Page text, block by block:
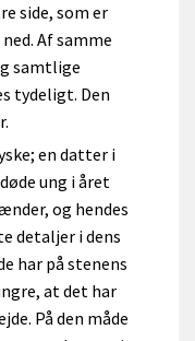
side, som er
Af samme
samtlige
tydeligt. Den
en datter i
ung i året
og hendes
detaljer i dens
har på stenens
at det har
På den måde